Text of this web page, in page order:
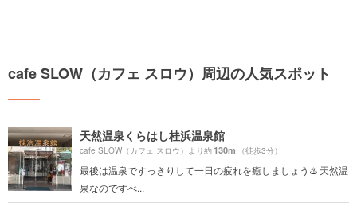
cafe SLOW（カフェ スロウ）周辺の人気スポット
天然温泉くらはし桂浜温泉館
cafe SLOW（カフェ スロウ）より約130m （徒歩3分）
最後は温泉ですっきりして一日の疲れを癒しましょう♨️ 天然温
泉なのですべ...